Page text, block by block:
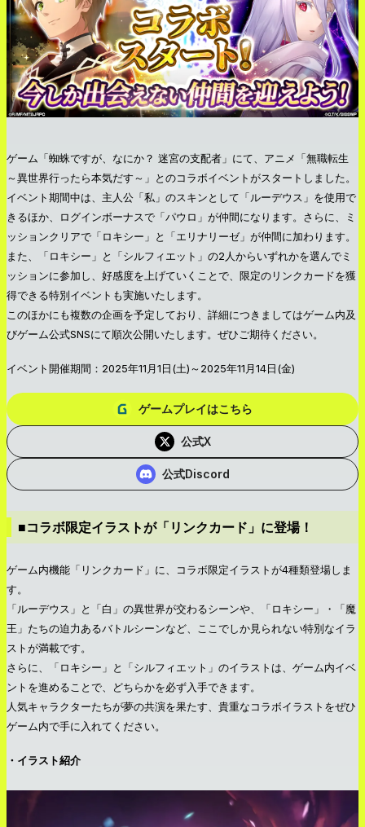
ゲーム「蜘蛛ですが、なにか？ 迷宮の支配者」にて、アニメ「無職転生
～異世界行ったら本気だす～」とのコラボイベントがスタートしました。
イベント期間中は、主人公「私」のスキンとして「ルーデウス」を使用で
きるほか、ログインボーナスで「パウロ」が仲間になります。さらに、ミ
ッションクリアで「ロキシー」と「エリナリーゼ」が仲間に加わります。
また、「ロキシー」と「シルフィエット」の2人からいずれかを選んでミ
ッションに参加し、好感度を上げていくことで、限定のリンクカードを獲
得できる特別イベントも実施いたします。
このほかにも複数の企画を予定しており、詳細につきましてはゲーム内及
びゲーム公式SNSにて順次公開いたします。ぜひご期待ください。
イベント開催期間：2025年11月1日(土)～2025年11月14日(金)
ゲームプレイはこちら
公式X
公式Discord
■コラボ限定イラストが「リンクカード」に登場！
ゲーム内機能「リンクカード」に、コラボ限定イラストが4種類登場しま
す。
「ルーデウス」と「白」の異世界が交わるシーンや、「ロキシー」・「魔
王」たちの迫力あるバトルシーンなど、ここでしか見られない特別なイラ
ストが満載です。
さらに、「ロキシー」と「シルフィエット」のイラストは、ゲーム内イベ
ントを進めることで、どちらかを必ず入手できます。
人気キャラクターたちが夢の共演を果たす、貴重なコラボイラストをぜひ
ゲーム内で手に入れてください。
・イラスト紹介